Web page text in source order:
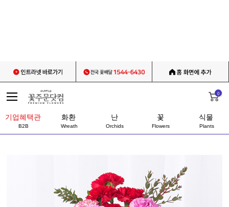
0
기업혜택관
B2B
화환
Wreath
난
Orchids
꽃
Flowers
식물
Plants